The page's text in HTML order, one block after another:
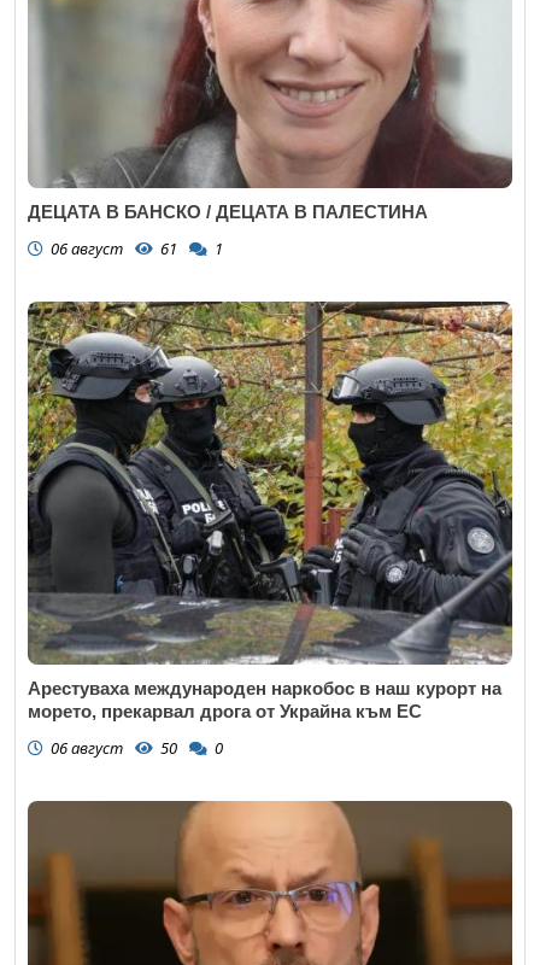
ДЕЦАТА В БАНСКО / ДЕЦАТА В ПАЛЕСТИНА
06 август 61 1
Арестуваха международен наркобос в наш курорт на
морето, прекарвал дрога от Украйна към ЕС
06 август 50 0